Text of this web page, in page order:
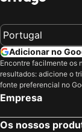
Adicionar no
Encontre facilmente os
resultados: adicione o
fonte preferencial no
Empresa
Os nossos